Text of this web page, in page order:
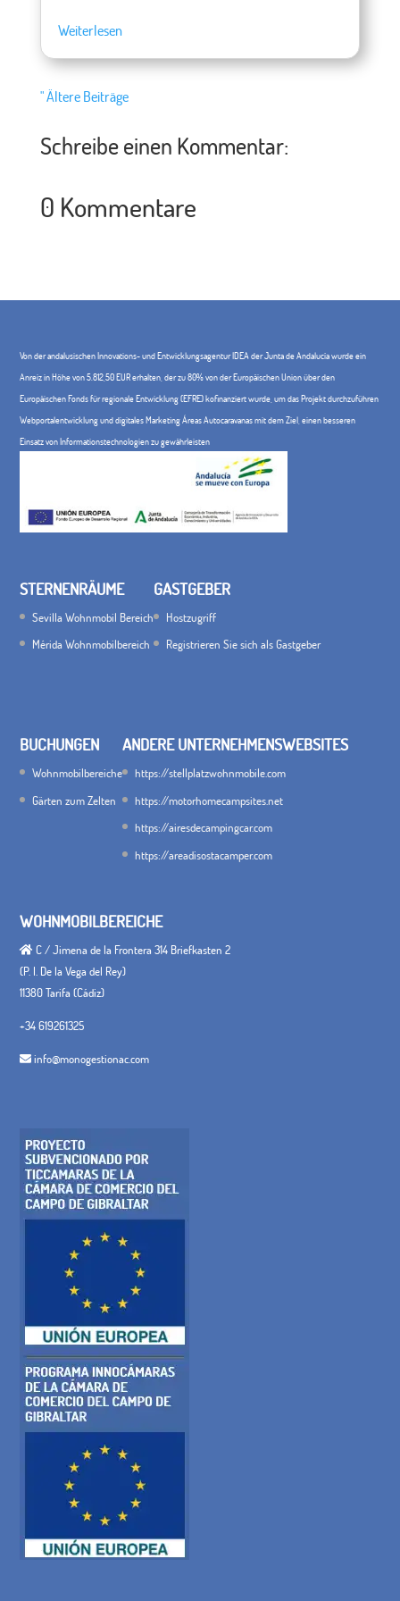
Weiterlesen
" Ältere Beiträge
Schreibe einen Kommentar:
0 Kommentare
Von der andalusischen Innovations- und Entwicklungsagentur IDEA der Junta de Andalucía wurde ein
Anreiz in Höhe von 5.812,50 EUR erhalten, der zu 80% von der Europäischen Union über den
Europäischen Fonds für regionale Entwicklung (EFRE) kofinanziert wurde, um das Projekt durchzuführen
Webportalentwicklung und digitales Marketing Áreas Autocaravanas mit dem Ziel, einen besseren
Einsatz von Informationstechnologien zu gewährleisten
STERNENRÄUME
Sevilla Wohnmobil Bereich
Mérida Wohnmobilbereich
GASTGEBER
Hostzugriff
Registrieren Sie sich als Gastgeber
BUCHUNGEN
Wohnmobilbereiche
Gärten zum Zelten
ANDERE UNTERNEHMENSWEBSITES
https://stellplatzwohnmobile.com
https://motorhomecampsites.net
https://airesdecampingcar.com
https://areadisostacamper.com
WOHNMOBILBEREICHE
C / Jimena de la Frontera 314 Briefkasten 2
(P. I. De la Vega del Rey)
11380 Tarifa (Cádiz)
+34 619261325
info@monogestionac.com